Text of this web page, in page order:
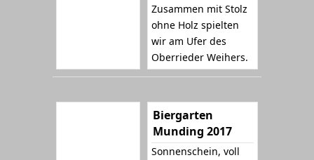
Zusammen mit Stolz
ohne Holz spielten
wir am Ufer des
Oberrieder Weihers.
Biergarten
Munding 2017
Sonnenschein, voll